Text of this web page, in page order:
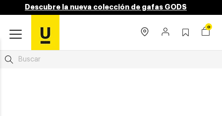
Descubre la nueva colección de gafas GODS
0